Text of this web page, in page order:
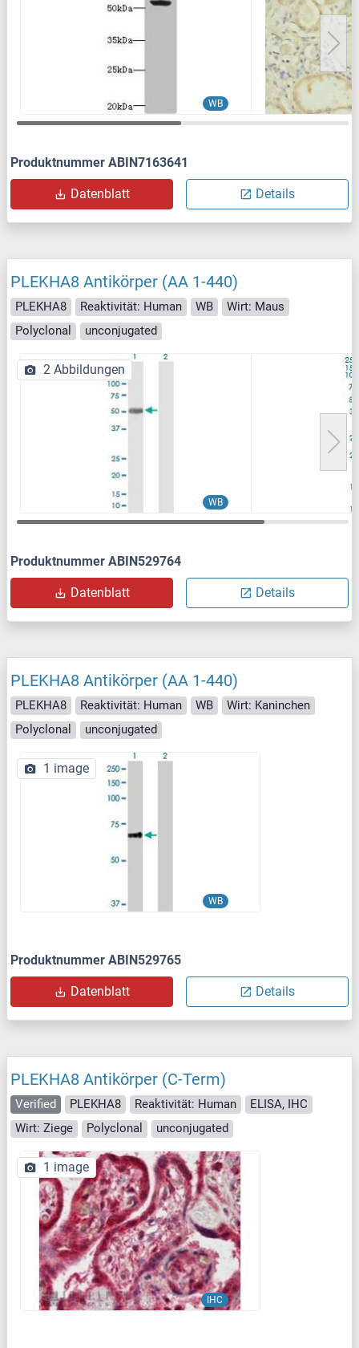
WB
Produktnummer ABIN7163641
Datenblatt Details
PLEKHA8 Antikörper (AA 1-440)
PLEKHA8 Reaktivität: Human WB
Wirt: Maus
Polyclonal
unconjugated
WB
2 Abbildungen
Produktnummer ABIN529764
Datenblatt Details
PLEKHA8 Antikörper (AA 1-440)
PLEKHA8 Reaktivität: Human WB
Wirt: Kaninchen
Polyclonal
unconjugated
WB
1 image
Produktnummer ABIN529765
Datenblatt Details
PLEKHA8 Antikörper (C-Term)
Verified PLEKHA8 Reaktivität: Human
ELISA, IHC
Wirt: Ziege
Polyclonal unconjugated
IHC
1 image